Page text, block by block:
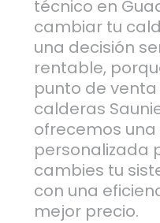
técnico en
cambiar tu
una decisión
rentable,
punto de
calderas
ofrecemos
personalizada
cambies tu
con una
mejor precio.